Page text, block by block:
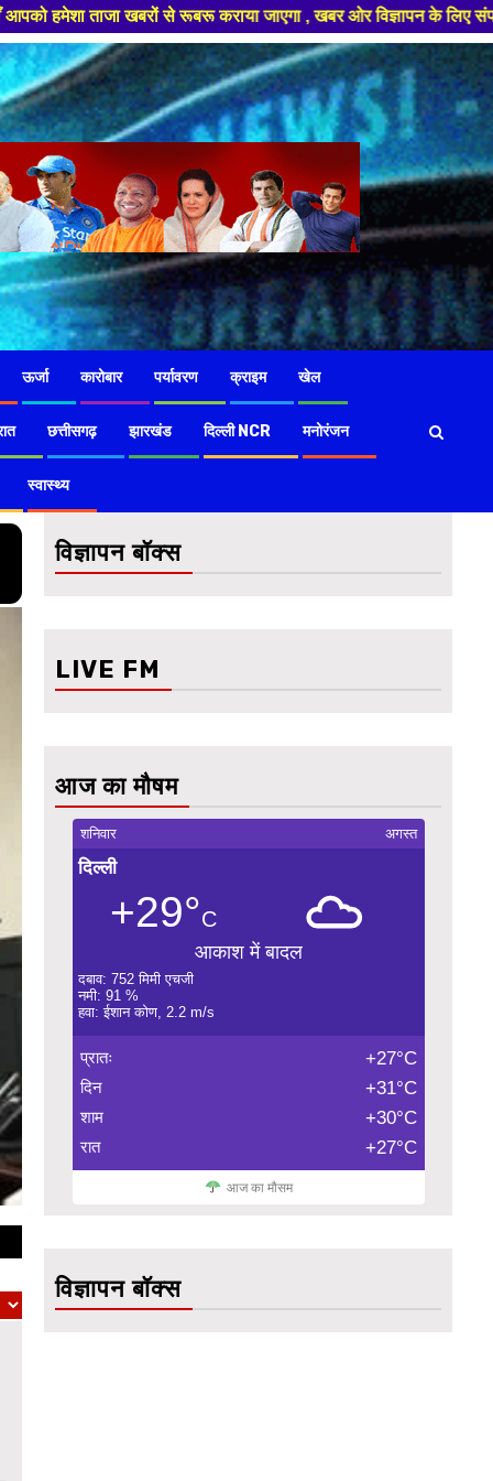
कराया जाएगा , खबर ओर विज्ञापन के लिए संपर्क करे +91 97826
ऊर्जा कारोबार पर्यावरण क्राइम खेल
छत्तीसगढ़ झारखंड दिल्ली NCR मनोरंजन
स्वास्थ्य
विज्ञापन बॉक्स
LIVE FM
आज का मौषम
शनिवार अगस्त
दिल्ली
+29°C
आकाश में बादल
दबाव: 752 मिमी एचजी
नमी: 91 %
हवा: ईशान कोण, 2.2 m/s
प्रातः +27°C
दिन +31°C
शाम +30°C
रात +27°C
आज का मौसम
विज्ञापन बॉक्स